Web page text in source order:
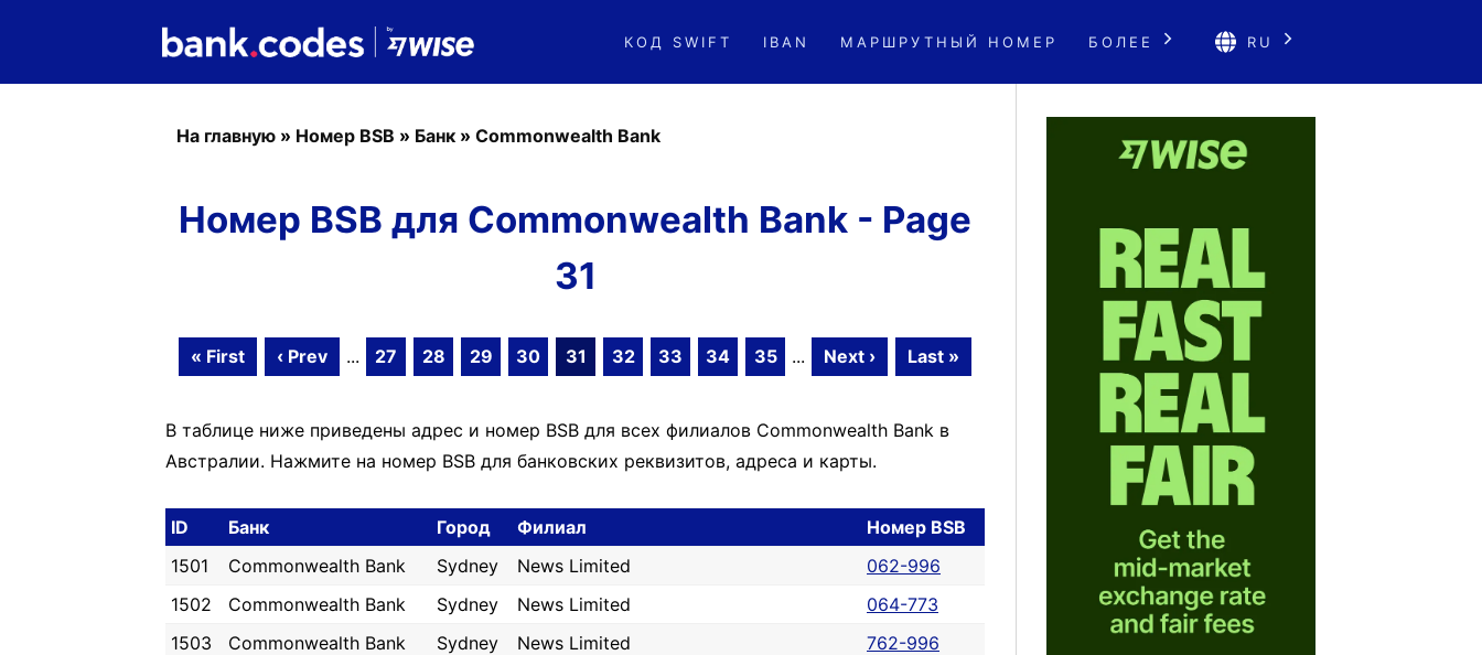
КОД SWIFT IBAN МАРШРУТНЫЙ НОМЕР БОЛЕЕ RU
На главную » Номер BSB » Банк » Commonwealth Bank
Номер BSB для Commonwealth Bank - Page
31
« First ‹ Prev ... 27 28 29 30 31 32 33 34 35 ... Next › Last »
В таблице ниже приведены адрес и номер BSB для всех филиалов Commonwealth Bank в
Австралии. Нажмите на номер BSB для банковских реквизитов, адреса и карты.
ID Банк Город Филиал
Номер BSB
1501
Commonwealth Bank Sydney News Limited
062-996
1502
Commonwealth Bank Sydney News Limited
064-773
1503
Commonwealth Bank Sydney News Limited
762-996